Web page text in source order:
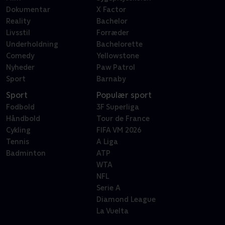
Dokumentar
Reality
Livsstil
Underholdning
Comedy
Nyheder
Sport
X Factor
Bachelor
Forræder
Bachelorette
Yellowstone
Paw Patrol
Barnaby
Sport
Fodbold
Håndbold
Cykling
Tennis
Badminton
Populær sport
3F Superliga
Tour de France
FIFA VM 2026
A Liga
ATP
WTA
NFL
Serie A
Diamond League
La Vuelta